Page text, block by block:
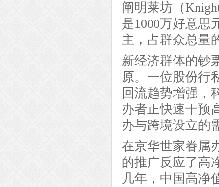
阐明莱坊（
是1000万好意思
主，占群众总量
新经济群体的钞
原。一位股份行
回流趋势增强，
办者正快速干预
办与跨境设立的
在京华世家眷属
的推广反应了高
几年，中国高净